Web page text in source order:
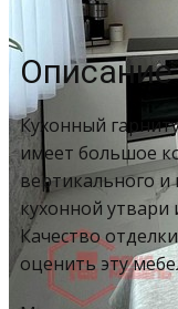
Описание
Кухонный
имеет большое
вертикального и
кухонной утвари
Качество
оценить эту